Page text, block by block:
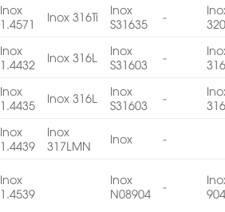
Inox
1.4571
Inox 316Ti
Inox
S31635
-
Inox
1.4432
Inox 316L
Inox
S31603
-
Inox
1.4435
Inox 316L
Inox
S31603
-
Inox
1.4439
Inox
317LMN
Inox -
Inox
1.4539
Inox
N08904
-